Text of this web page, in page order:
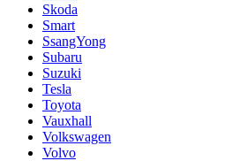
Skoda
Smart
SsangYong
Subaru
Suzuki
Tesla
Toyota
Vauxhall
Volkswagen
Volvo